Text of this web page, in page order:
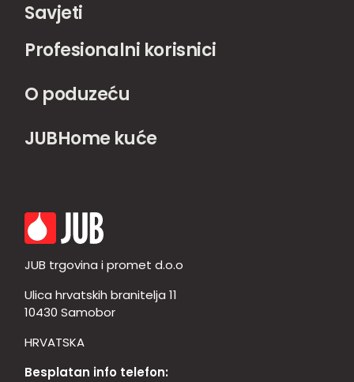
Savjeti
Profesionalni korisnici
O poduzeću
JUBHome kuće
JUB trgovina i promet d.o.o
Ulica hrvatskih branitelja 11
10430 Samobor
HRVATSKA
Besplatan info telefon: